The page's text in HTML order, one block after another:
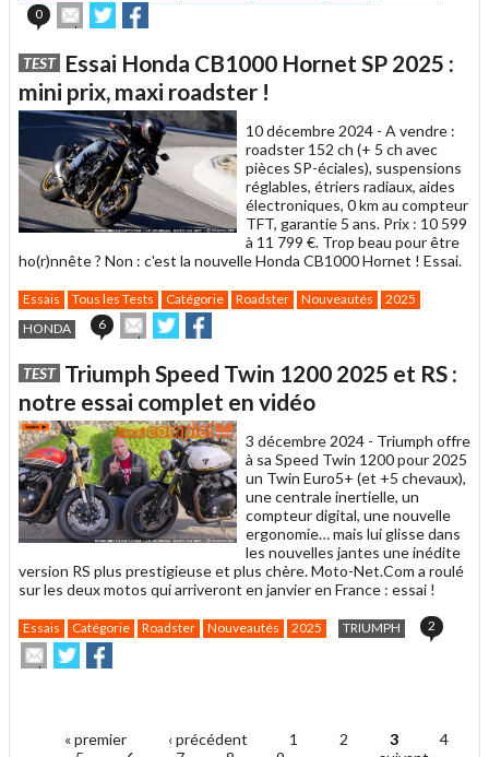
0
Envoyer
cet
un
ami
Partager
sur sur
TEST Essai Honda CB1000 Hornet SP 2025 :
mini prix, maxi roadster !
10 décembre 2024 - A vendre :
roadster 152 ch (+ 5 ch avec
pièces SP-éciales), suspensions
réglables, étriers radiaux, aides
électroniques, 0 km au compteur
TFT, garantie 5 ans. Prix : 10 599
à 11 799 €. Trop beau pour être
ho(r)nnête ? Non : c'est la nouvelle Honda CB1000 Hornet ! Essai.
Essais Tous les Tests Catégorie Roadster Nouveautés
2025
HONDA
6
Envoyer
cet
à
un
ami
Partager
sur sur
TEST Triumph Speed Twin 1200 2025 et RS :
notre essai complet en vidéo
3 décembre 2024 - Triumph offre
à sa Speed Twin 1200 pour 2025
un Twin Euro5+ (et +5 chevaux),
une centrale inertielle, un
compteur digital, une nouvelle
ergonomie… mais lui glisse dans
les nouvelles jantes une inédite
version RS plus prestigieuse et plus chère. Moto-Net.Com a roulé
sur les deux motos qui arriveront en janvier en France : essai !
Essais Catégorie Roadster Nouveautés 2025 TRIUMPH 2
Envoyer
cet
Partager
sur
sur
Pages« premier ‹ précédent 1 2 3
4